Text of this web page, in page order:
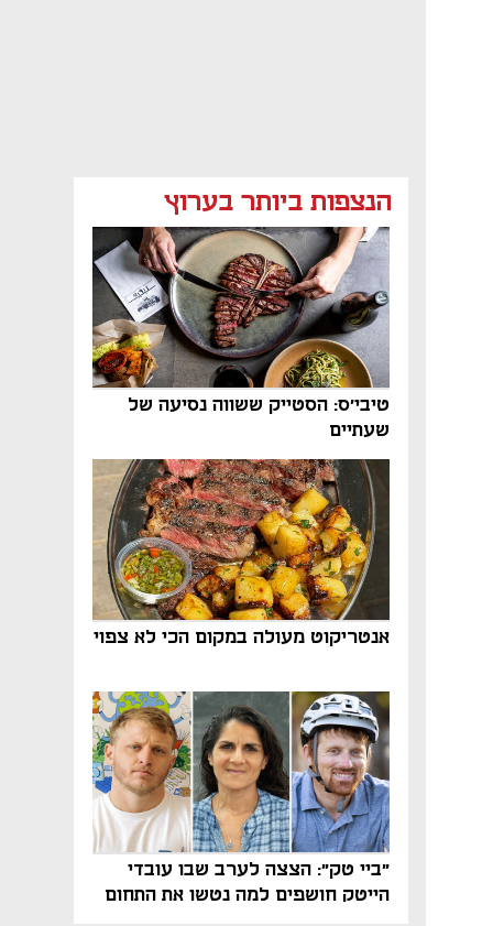
הנצפות ביותר בערוץ
טיבי'ס: הסטייק ששווה נסיעה של
שעתיים
אנטריקוט מעולה במקום הכי לא צפוי
"ביי טק": הצצה לערב שבו עובדי
הייטק חושפים למה נטשו את התחום